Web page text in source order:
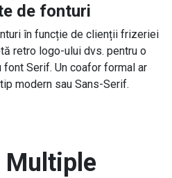
de fonturi
în funcție de clienții frizeriei
retro logo-ului dvs. pentru o
Serif. Un coafor formal ar
modern sau Sans-Serif.
Multiple